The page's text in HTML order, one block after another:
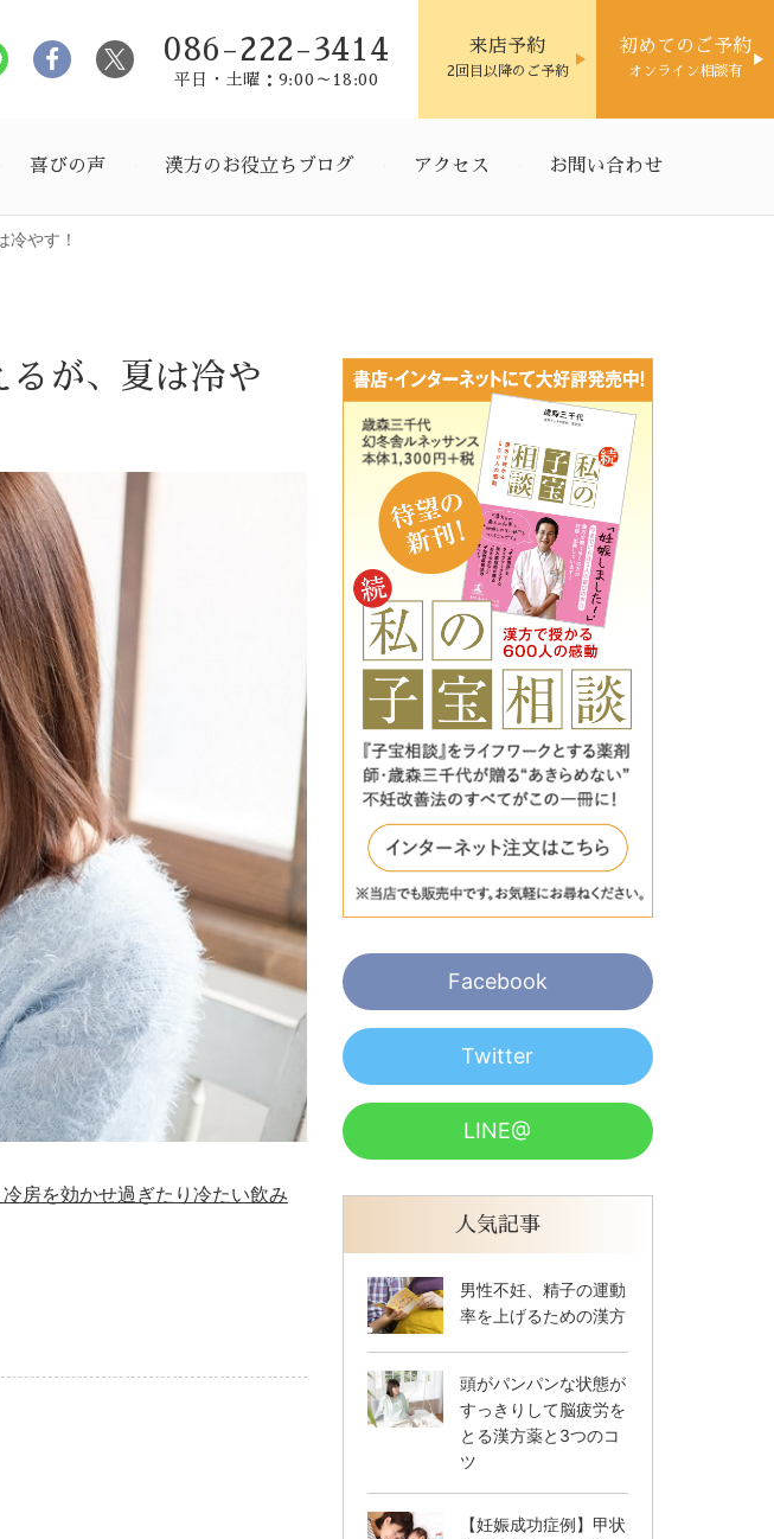
086-222-3414
平日・土曜：9:00～18:00
来店予約
2回目以降のご予約
初めてのご予約
オンライン相談有
喜びの声 漢方のお役立ちブログ アクセス お問い合わせ
冷やす！
るが、夏は冷や
房を効かせ過ぎたり冷たい飲み
Facebook
Twitter
LINE@
人気記事
男性不妊、精子の運動
率を上げるための漢方
頭がパンパンな状態が
すっきりして脳疲労を
とる漢方薬と3つのコ
ツ
【妊娠成功症例】甲状